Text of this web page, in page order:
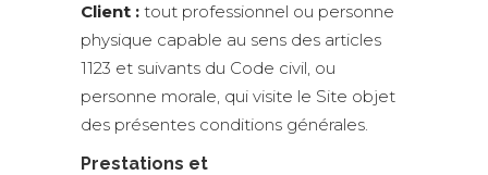
Client : tout professionnel ou personne
physique capable au sens des articles
1123 et suivants du Code civil, ou
personne morale, qui visite le Site objet
des présentes conditions générales.
Prestations et